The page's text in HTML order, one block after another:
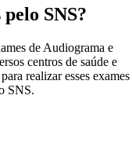
SNS?
de Audiograma e
centros de saúde e
realizar esses exames
SNS.